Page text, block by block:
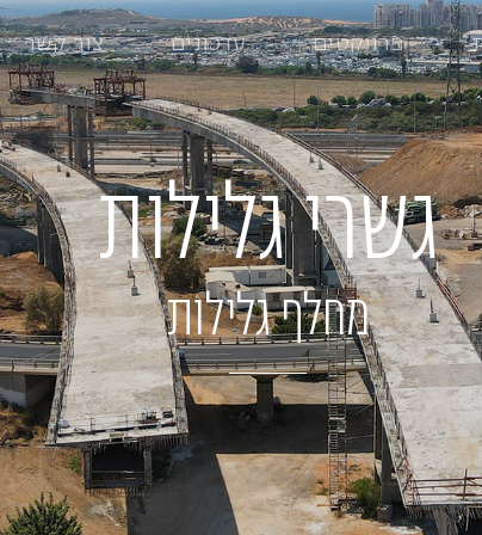
פרויקטים עדכונים צור קשר
גשרי גלילות
מחלף גלילות